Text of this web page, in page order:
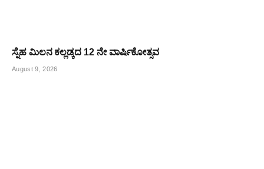
ಸ್ನೆಹ ಮಿಲನ ಕಲ್ಲಡ್ಕದ 12 ನೇ ವಾರ್ಷಿಕೋತ್ಸವ
August 9, 2026